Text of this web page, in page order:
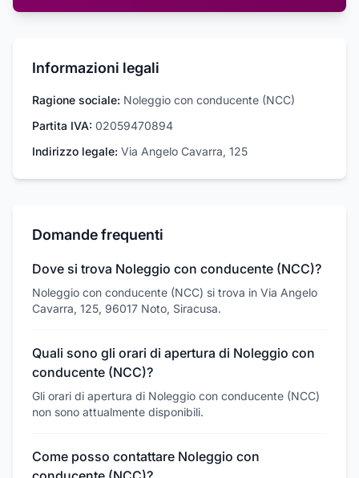
Informazioni legali
Ragione sociale: Noleggio con conducente (NCC)
Partita IVA: 02059470894
Indirizzo legale: Via Angelo Cavarra, 125
Domande frequenti
Dove si trova Noleggio con conducente (NCC)?
Noleggio con conducente (NCC) si trova in Via Angelo
Cavarra, 125, 96017 Noto, Siracusa.
Quali sono gli orari di apertura di Noleggio con
conducente (NCC)?
Gli orari di apertura di Noleggio con conducente (NCC)
non sono attualmente disponibili.
Come posso contattare Noleggio con